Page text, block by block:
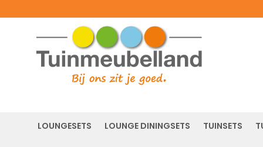
LOUNGESETS LOUNGE DININGSETS TUINSETS